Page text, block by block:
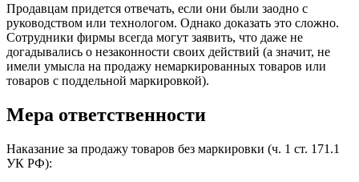
Продавцам придется отвечать, если они были заодно с
руководством или технологом. Однако доказать это сложно.
Сотрудники фирмы всегда могут заявить, что даже не
догадывались о незаконности своих действий (а значит, не
имели умысла на продажу немаркированных товаров или
товаров с поддельной маркировкой).
Мера ответственности
Наказание за продажу товаров без маркировки (ч. 1 ст. 171.1
УК РФ):